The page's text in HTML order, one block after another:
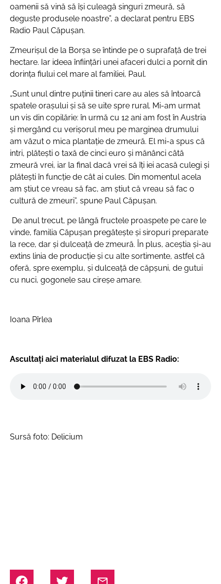
oamenii să vină să își culeagă singuri zmeură, să
deguste produsele noastre”, a declarat pentru EBS
Radio Paul Căpușan.
Zmeurișul de la Borșa se întinde pe o suprafață de trei
hectare. Iar ideea înființări unei afaceri dulci a pornit din
dorința fiului cel mare al familiei, Paul.
„Sunt unul dintre puținii tineri care au ales să întoarcă
spatele orașului și să se uite spre rural. Mi-am urmat
un vis din copilărie: în urmă cu 12 ani am fost în Austria
și mergând cu verișorul meu pe marginea drumului
am văzut o mica plantație de zmeură. El mi-a spus că
intri, plătești o taxă de cinci euro și mănânci câtă
zmeură vrei, iar la final dacă vrei să îți iei acasă culegi și
plătești în funcție de cât ai cules. Din momentul acela
am știut ce vreau să fac, am știut că vreau să fac o
cultură de zmeuri”, spune Paul Căpușan.
De anul trecut, pe lângă fructele proaspete pe care le
vinde, familia Căpușan pregătește și siropuri preparate
la rece, dar și dulceață de zmeură. În plus, aceștia și-au
extins linia de producție și cu alte sortimente, astfel că
oferă, spre exemplu, și dulceață de căpșuni, de gutui
cu nuci, gogonele sau cireșe amare.
Ioana Pîrlea
Ascultați aici materialul difuzat la EBS Radio:
Sursă foto: Delicium